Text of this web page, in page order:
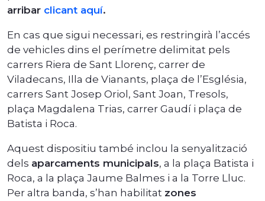
arribar clicant aquí.
En cas que sigui necessari, es restringirà l’accés
de vehicles dins el perímetre delimitat pels
carrers Riera de Sant Llorenç, carrer de
Viladecans, Illa de Vianants, plaça de l’Església,
carrers Sant Josep Oriol, Sant Joan, Tresols,
plaça Magdalena Trias, carrer Gaudí i plaça de
Batista i Roca.
Aquest dispositiu també inclou la senyalització
dels aparcaments municipals, a la plaça Batista i
Roca, a la plaça Jaume Balmes i a la Torre Lluc.
Per altra banda, s’han habilitat zones